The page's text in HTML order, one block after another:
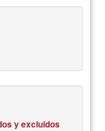
y excluidos